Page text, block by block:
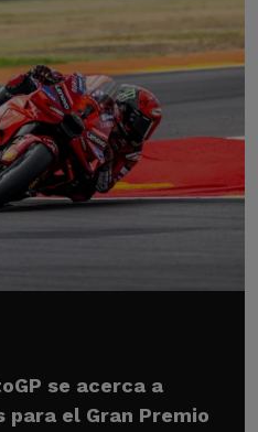
se acerca a
para el Gran Premio